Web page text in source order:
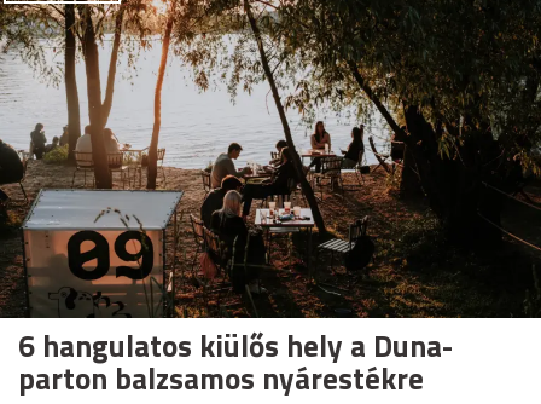
6 hangulatos kiülős hely a Duna-
parton balzsamos nyárestékre